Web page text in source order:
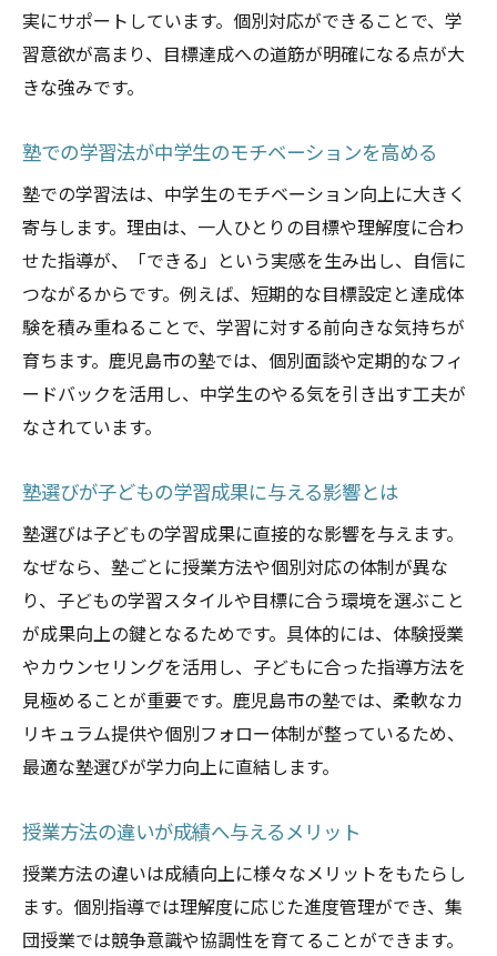
実にサポートしています。個別対応ができることで、学
習意欲が高まり、目標達成への道筋が明確になる点が大
きな強みです。
塾での学習法が中学生のモチベーションを高める
塾での学習法は、中学生のモチベーション向上に大きく
寄与します。理由は、一人ひとりの目標や理解度に合わ
せた指導が、「できる」という実感を生み出し、自信に
つながるからです。例えば、短期的な目標設定と達成体
験を積み重ねることで、学習に対する前向きな気持ちが
育ちます。鹿児島市の塾では、個別面談や定期的なフィ
ードバックを活用し、中学生のやる気を引き出す工夫が
なされています。
塾選びが子どもの学習成果に与える影響とは
塾選びは子どもの学習成果に直接的な影響を与えます。
なぜなら、塾ごとに授業方法や個別対応の体制が異な
り、子どもの学習スタイルや目標に合う環境を選ぶこと
が成果向上の鍵となるためです。具体的には、体験授業
やカウンセリングを活用し、子どもに合った指導方法を
見極めることが重要です。鹿児島市の塾では、柔軟なカ
リキュラム提供や個別フォロー体制が整っているため、
最適な塾選びが学力向上に直結します。
授業方法の違いが成績へ与えるメリット
授業方法の違いは成績向上に様々なメリットをもたらし
ます。個別指導では理解度に応じた進度管理ができ、集
団授業では競争意識や協調性を育てることができます。